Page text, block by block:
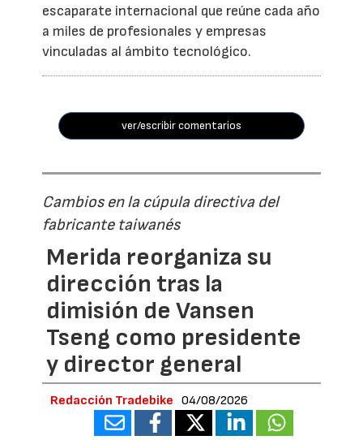
escaparate internacional que reúne cada año
a miles de profesionales y empresas
vinculadas al ámbito tecnológico.
ver/escribir comentarios
Cambios en la cúpula directiva del
fabricante taiwanés
Merida reorganiza su
dirección tras la
dimisión de Vansen
Tseng como presidente
y director general
Redacción Tradebike 04/08/2026